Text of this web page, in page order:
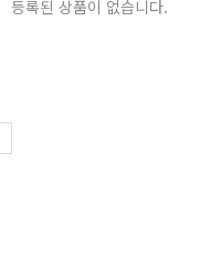
등록된 상품이 없습니다.